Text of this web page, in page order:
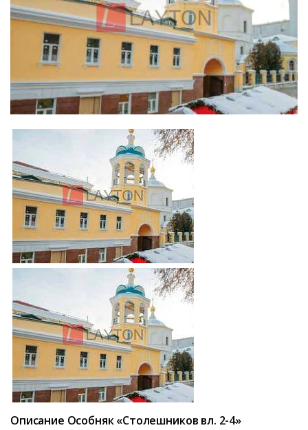
Описание Особняк «Столешников вл. 2-4»